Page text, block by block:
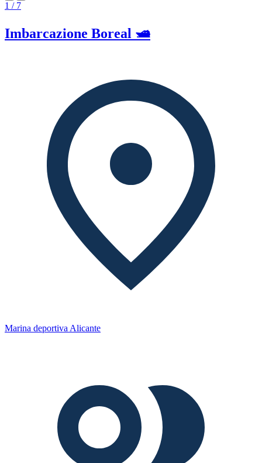
1 / 7
Imbarcazione Boreal 🛥️
Marina deportiva Alicante